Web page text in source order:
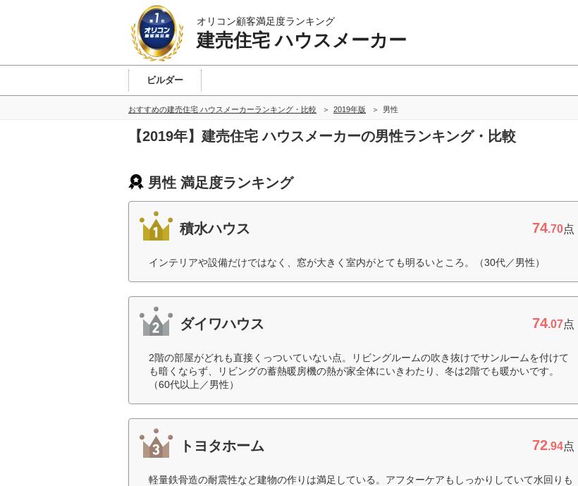
オリコン顧客満足度ランキング
建売住宅 ハウスメーカー
ビルダー
東北
北関東
首都圏
東海
近畿
九州
おすすめの建売住宅 ハウスメーカーランキング・比較 2019年版 男性
【2019年】建売住宅 ハウスメーカーの男性ランキング・比較
男性 満足度ランキング
積水ハウス 74.70点
インテリアや設備だけではなく、窓が大きく室内がとても明るいところ。（30代／男性）
ダイワハウス 74.07点
2階の部屋がどれも直接くっついていない点。リビングルームの吹き抜けでサンルームを付けて
も暗くならず、リビングの蓄熱暖房機の熱が家全体にいきわたり、冬は2階でも暖かいです。
（60代以上／男性）
トヨタホーム 72.94点
軽量鉄骨造の耐震性など建物の作りは満足している。アフターケアもしっかりしていて水回りも